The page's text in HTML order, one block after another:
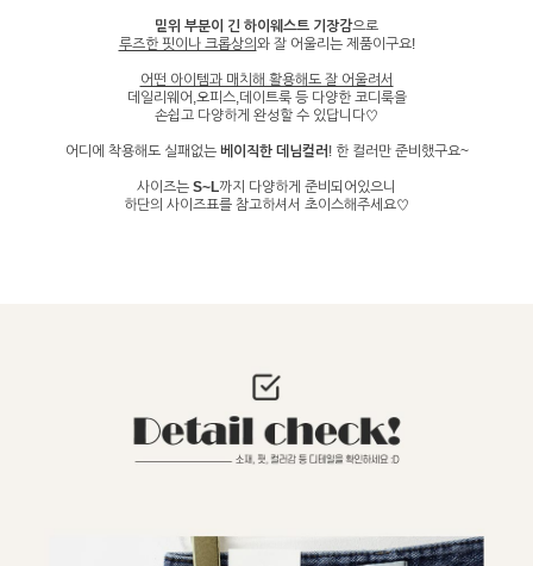
밑위 부분이 긴 하이웨스트 기장감으로
루즈한 핏이나 크롭상의와 잘 어울리는 제품이구요!
어떤 아이템과 매치해 활용해도 잘 어울려서
데일리웨어,오피스,데이트룩 등 다양한 코디룩을
손쉽고 다양하게 완성할 수 있답니다♡
어디에 착용해도 실패없는 베이직한 데님컬러 ! 한 컬러만 준비했구요~
사이즈는 S~L까지 다양하게 준비되어있으니
하단의 사이즈표를 참고하셔서 초이스해주세요♡